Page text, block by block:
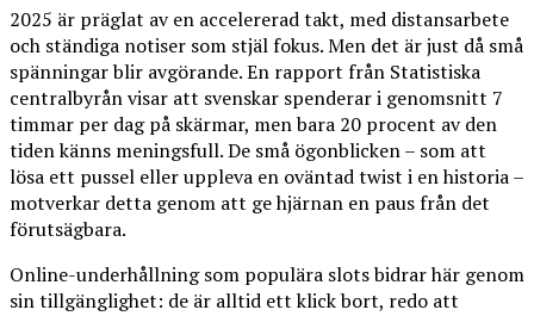
2025 är präglat av en accelererad takt, med distansarbete
och ständiga notiser som stjäl fokus. Men det är just då små
spänningar blir avgörande. En rapport från Statistiska
centralbyrån visar att svenskar spenderar i genomsnitt 7
timmar per dag på skärmar, men bara 20 procent av den
tiden känns meningsfull. De små ögonblicken – som att
lösa ett pussel eller uppleva en oväntad twist i en historia –
motverkar detta genom att ge hjärnan en paus från det
förutsägbara.
Online-underhållning som populära slots bidrar här genom
sin tillgänglighet: de är alltid ett klick bort, redo att